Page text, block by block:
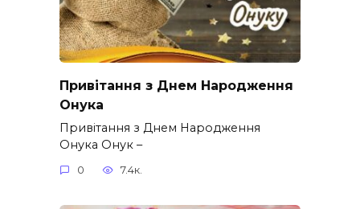
Привітання з Днем Народження
Онука
Привітання з Днем Народження
Онука Онук –
0 7.4к.